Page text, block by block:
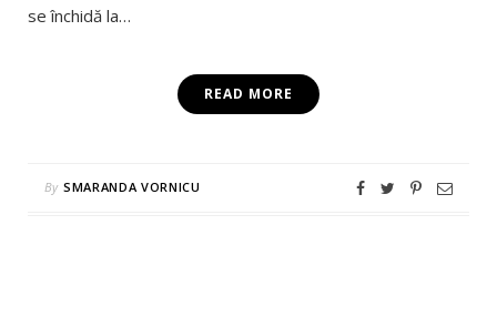
se închidă la…
READ MORE
By SMARANDA VORNICU